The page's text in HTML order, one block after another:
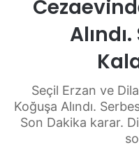
Seçil Erzan ve
Koğuşa Alındı.
Son Dakika karar.